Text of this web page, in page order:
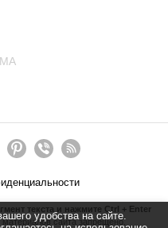
удобства на сайте.
текста и нажмите Ctrl + Enter
сайта запрещено.